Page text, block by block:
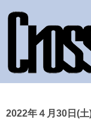
2022年４月30日(土